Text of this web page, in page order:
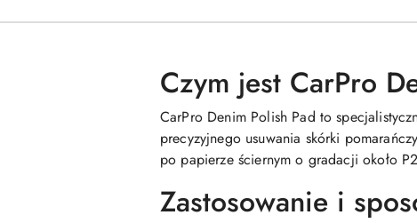
Czym jest CarPro
CarPro Denim Polish Pad to
precyzyjnego usuwania skórki
po papierze ściernym o gradacji około
Zastosowanie i